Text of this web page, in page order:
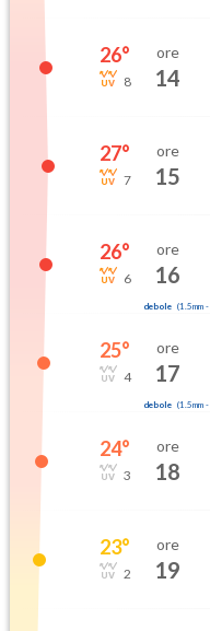
26°
8
ore
14
27°
7
ore
15
26°
6
ore
16
debole (1.5mm-
25°
4
ore
17
debole (1.5mm-
24°
3
ore
18
23°
2
ore
19